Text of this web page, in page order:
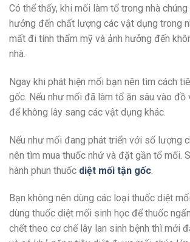
Có thể thấy, khi mối làm tổ trong nhà
hưởng đến chất lượng các vật dụng trong
mất đi tính thẩm mỹ và ảnh hưởng đến
nhà.
Ngay khi phát hiện mối bạn nên tìm cách
gốc. Nếu như mối đã làm tổ ăn sâu vào
để không lây sang các vật dụng khác.
Nếu như mối đang phát triển với số lượng
nên tìm mua thuốc nhử và đặt gần tổ mối.
hành phun thuốc diệt mối tận gốc
Bạn không nên dùng các loại thuốc diệt
dùng thuốc diệt mối sinh học để thuốc
chết theo cơ chế lây lan sinh bệnh thì mới